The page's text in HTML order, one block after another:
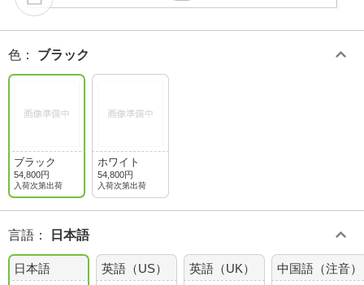
色 ： ブラック
ブラック
54,800円
入荷次第出荷
ホワイト
54,800円
入荷次第出荷
言語 ： 日本語
日本語 英語（US） 英語（UK） 中国語（注音）